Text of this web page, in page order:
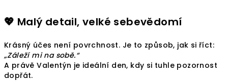
💖 Malý detail, velké sebevědomí
Krásný účes není povrchnost. Je to způsob, jak si říct:
„Záleží mi na sobě.“
A právě Valentýn je ideální den, kdy si tuhle pozornost
dopřát.